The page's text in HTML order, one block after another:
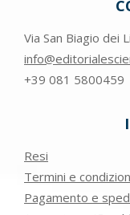
Via San Biagio dei
+39 081 5800459
Resi
Termini e
Pagamento e